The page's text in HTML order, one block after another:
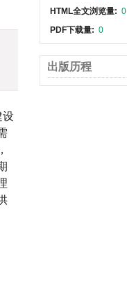
设
HTML全文浏览量: 0
PDF下载量: 0
出版历程